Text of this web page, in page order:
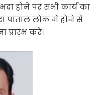
होने पर सभी कार्य का
पाताल लोक में होने से
प्रारंभ करें।